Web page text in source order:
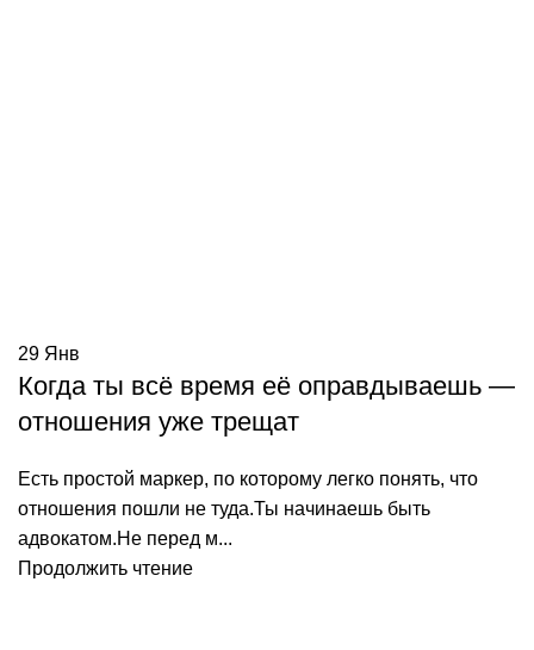
29 Янв
Когда ты всё время её оправдываешь —
отношения уже трещат
Есть простой маркер, по которому легко понять, что
отношения пошли не туда.Ты начинаешь быть
адвокатом.Не перед м...
Продолжить чтение